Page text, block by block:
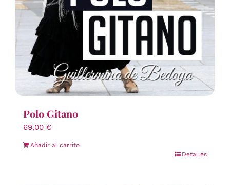
Polo Gitano
69,00 €
Añadir al carrito
Detalles